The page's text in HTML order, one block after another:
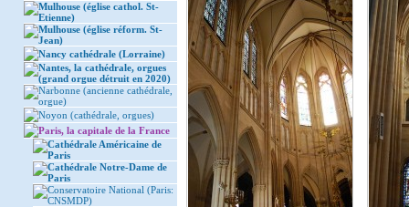
Mulhouse (église cathol. St-
Etienne)
Mulhouse (église réform. St-
Jean)
Nancy cathédrale (Lorraine)
Nantes, la cathédrale, orgues
(grand orgue détruit en 2020)
Narbonne (ancienne cathédrale,
orgue)
Noyon (cathédrale, orgues)
Paris, la capitale de la France
Cathédrale Américaine de
Paris
Cathédrale Notre-Dame de
Paris
Conservatoire National (Paris:
CNSMDP)